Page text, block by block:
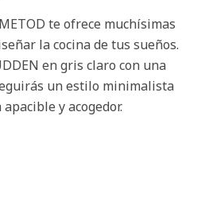
te ofrece muchísimas
la cocina de tus sueños.
en gris claro con una
un estilo minimalista
y acogedor.